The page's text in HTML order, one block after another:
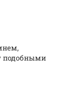
подобными